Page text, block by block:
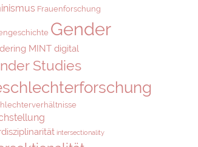
Frauenforschung
Gender
MINT digital
Studies
intersectionality